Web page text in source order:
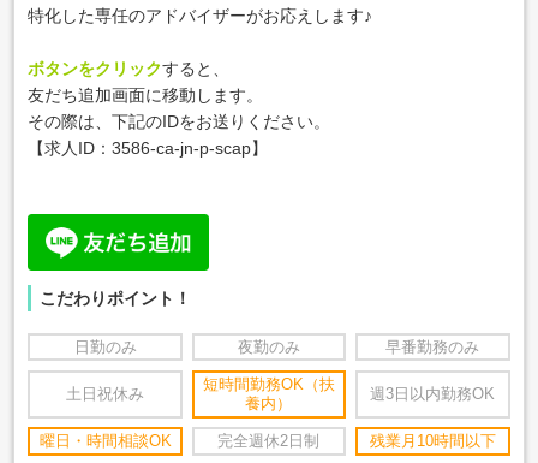
特化した専任のアドバイザーがお応えします♪
ボタンをクリックすると、
友だち追加画面に移動します。
その際は、下記のIDをお送りください。
【求人ID：3586-ca-jn-p-scap】
こだわりポイント！
日勤のみ 夜勤のみ 早番勤務のみ
土日祝休み
短時間勤務OK（扶
養内）
週3日以内勤務OK
曜日・時間相談OK 完全週休2日制 残業月10時間以下